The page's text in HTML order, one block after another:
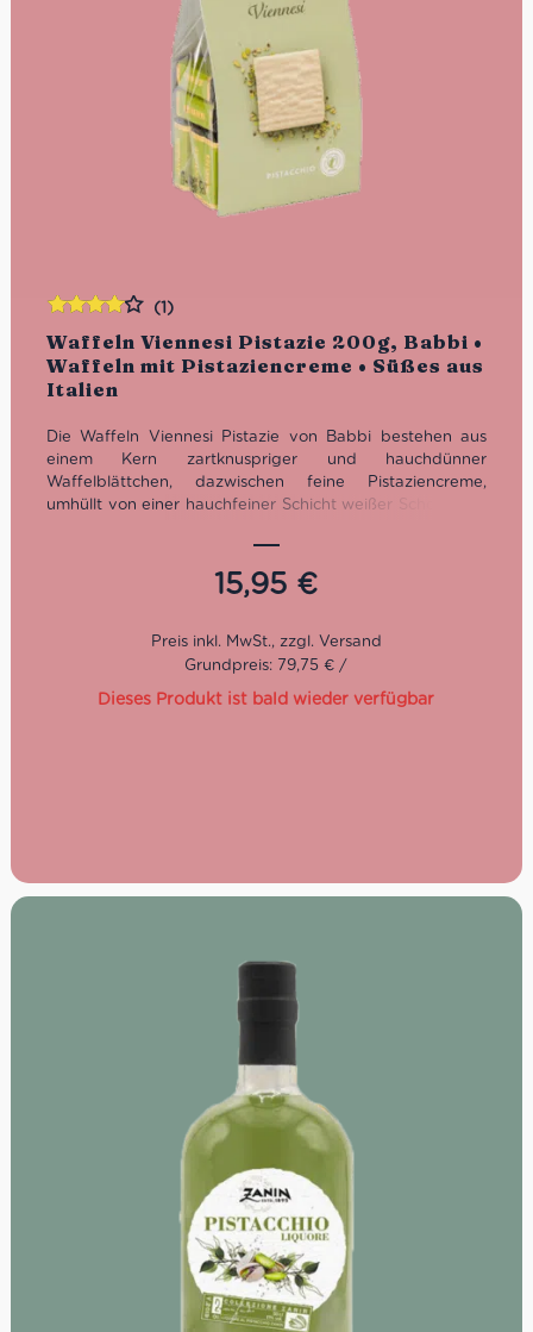
Waffeln Viennesi Pistazie 200g, Babbi •
Waffeln mit Pistaziencreme • Süßes aus
Italien
(1)
Die Waffeln Viennesi Pistazie von Babbi bestehen aus
einem Kern zartknuspriger und hauchdünner
Waffelblättchen, dazwischen feine Pistaziencreme,
umhüllt von einer hauchfeiner Schicht weißer Schokolade
Bei den Produkten von Babbi werden nur hochwertige
und natürliche Rohstoffe verwendet, die nach
sorgfältiger Auswahl nach der klassischen
15,95 €
Bewertet
mit4.00
von 5
Grundpreis: 79,75 € /
Dieses Produkt ist bald wieder verfügbar